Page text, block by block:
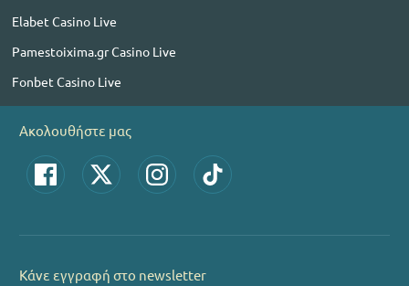
Elabet Casino Live
Pamestoixima.gr Casino Live
Fonbet Casino Live
Ακολουθήστε μας
Κάνε εγγραφή στο newsletter